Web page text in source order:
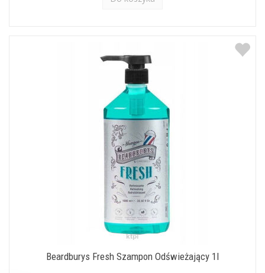
Beardburys Fresh Szampon Odświeżający 1l